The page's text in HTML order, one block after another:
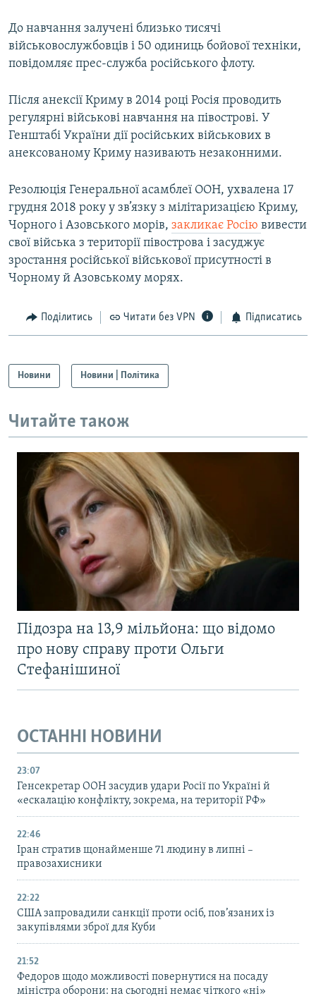
Усі сайти RFE/RL
До навчання залучені близько тисячі
військовослужбовців і 50 одиниць бойової техніки,
повідомляє прес-служба російського флоту.
Після анексії Криму в 2014 році Росія проводить
регулярні військові навчання на півострові. У
Генштабі України дії російських військових в
анексованому Криму називають незаконними.
Резолюція Генеральної асамблеї ООН, ухвалена 17
грудня 2018 року у зв’язку з мілітаризацією Криму,
Чорного і Азовського морів, закликає Росію вивести
свої війська з території півострова і засуджує
зростання російської військової присутності в
Чорному й Азовському морях.
Поділитись Читати без VPN Підписатись
Новини Новини | Політика
Читайте також
Підозра на 13,9 мільйона: що відомо
про нову справу проти Ольги
Стефанішиної
ОСТАННІ НОВИНИ
23:07
Генсекретар ООН засудив удари Росії по Україні й
«ескалацію конфлікту, зокрема, на території РФ»
22:46
Іран стратив щонайменше 71 людину в липні –
правозахисники
22:22
США запровадили санкції проти осіб, пов’язаних із
закупівлями зброї для Куби
21:52
Федоров щодо можливості повернутися на посаду
міністра оборони: на сьогодні немає чіткого «ні»